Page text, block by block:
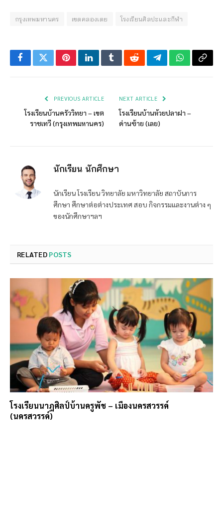
กรุงเทพมหานคร เขตคลองเตย โรงเรียนศิลปะและกีฬา
FacebookTwitterPinterestLinkedInTumblrRedditTelegramWhatsApp
Copy
PREVIOUS ARTICLE
โรงเรียนบ้านครัววิทยา – เขต
ราชเทวี (กรุงเทพมหานคร)
NEXT ARTICLE
โรงเรียนบ้านห้วยปลาฝา –
ด่านซ้าย (เลย)
นักเรียน นักศึกษา
นักเรียน โรงเรียน วิทยาลัย มหาวิทยาลัย สถาบันการ
ศึกษา ศึกษาต่อต่างประเทศ สอบ กิจกรรมและงานต่าง ๆ
ของนักศึกษาฯลฯ
RELATED POSTS
โรงเรียนนาฎศิลป์บ้านครูพัช – เมืองนครสวรรค์
(นครสวรรค์)